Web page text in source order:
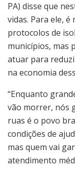
PA) disse que
vidas. Para ele,
protocolos de
municípios, mas
atuar para
na economia
“Enquanto
vão morrer, nós
ruas é o povo
condições de
mas quem vai
atendimento